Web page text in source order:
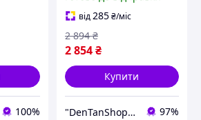
100%
від285₴/міс
2 854₴
2 894 ₴
Купити
"DenTanShop" Інтернет магазин 97%